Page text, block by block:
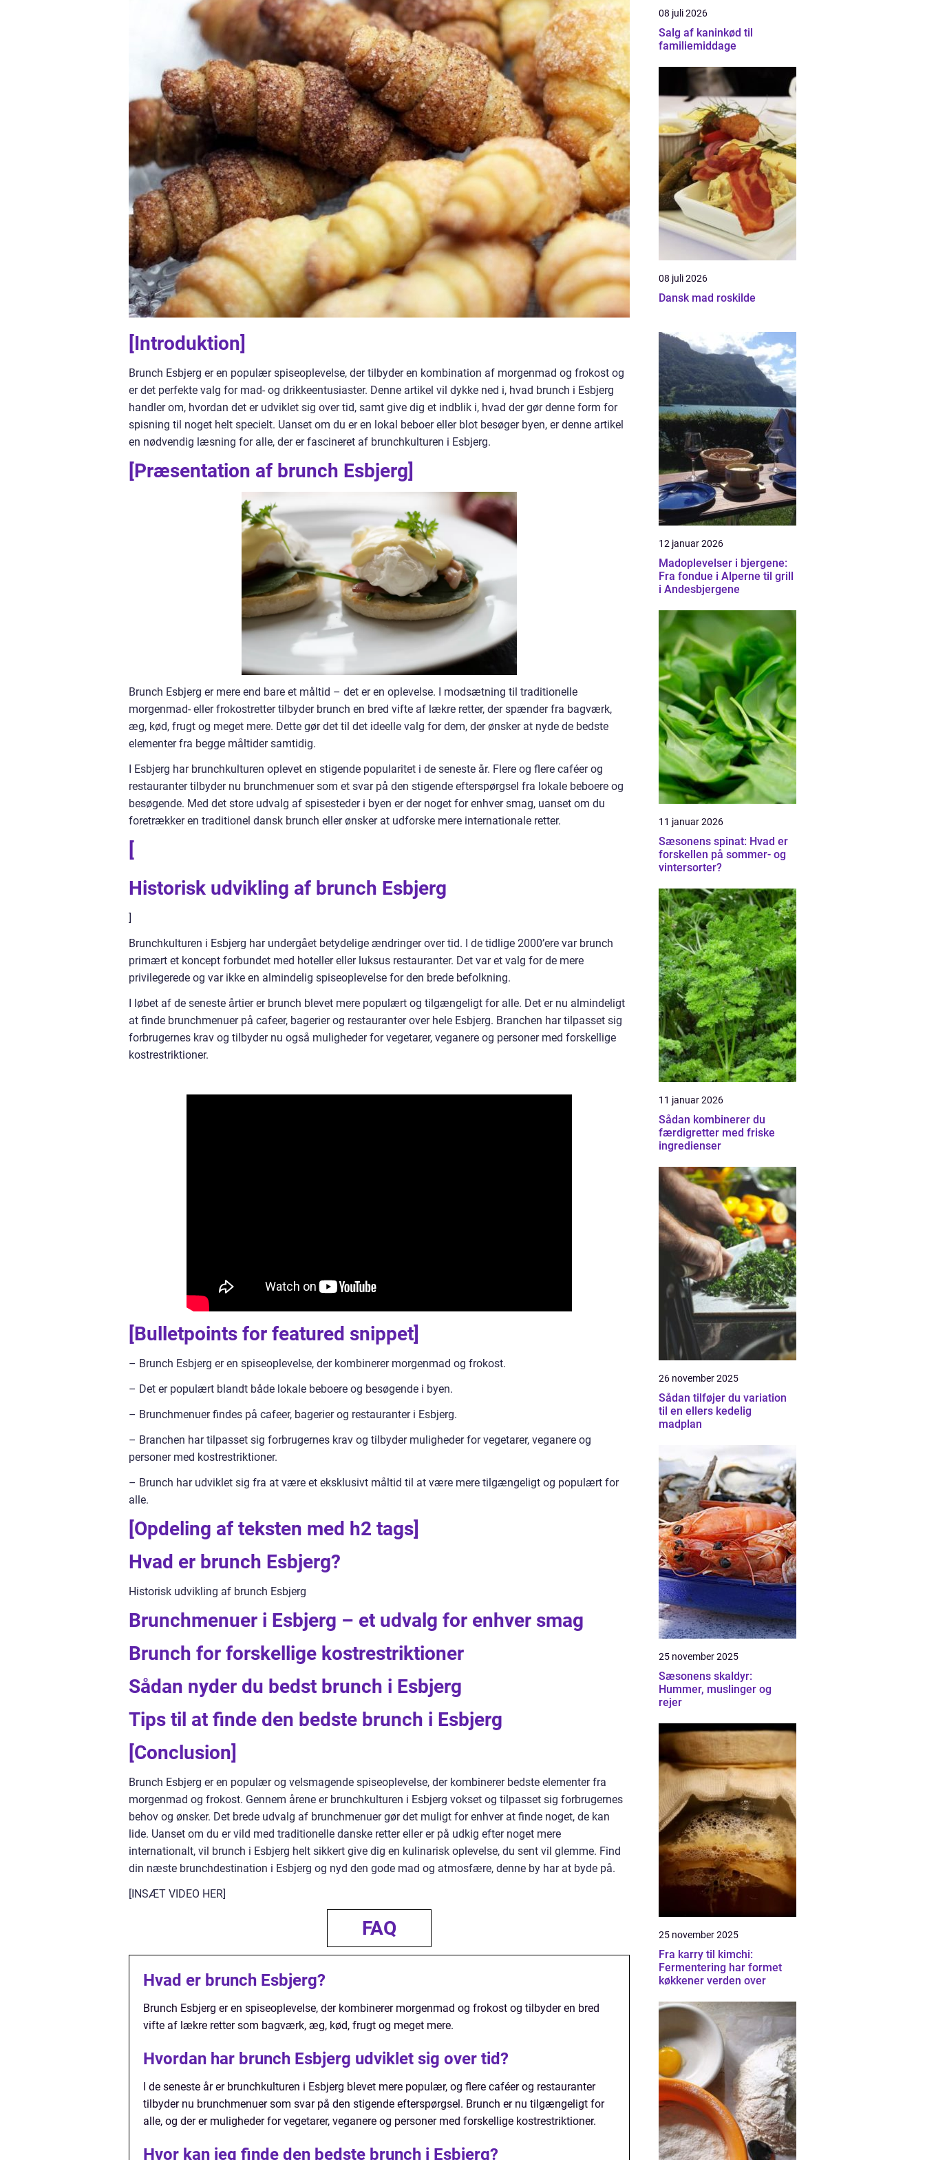
[Introduktion]
Brunch Esbjerg er en populær spiseoplevelse, der tilbyder en kombination af morgenmad og frokost og
er det perfekte valg for mad- og drikkeentusiaster. Denne artikel vil dykke ned i, hvad brunch i Esbjerg
handler om, hvordan det er udviklet sig over tid, samt give dig et indblik i, hvad der gør denne form for
spisning til noget helt specielt. Uanset om du er en lokal beboer eller blot besøger byen, er denne artikel
en nødvendig læsning for alle, der er fascineret af brunchkulturen i Esbjerg.
[Præsentation af brunch Esbjerg]
Brunch Esbjerg er mere end bare et måltid – det er en oplevelse. I modsætning til traditionelle
morgenmad- eller frokostretter tilbyder brunch en bred vifte af lækre retter, der spænder fra bagværk,
æg, kød, frugt og meget mere. Dette gør det til det ideelle valg for dem, der ønsker at nyde de bedste
elementer fra begge måltider samtidig.
I Esbjerg har brunchkulturen oplevet en stigende popularitet i de seneste år. Flere og flere caféer og
restauranter tilbyder nu brunchmenuer som et svar på den stigende efterspørgsel fra lokale beboere og
besøgende. Med det store udvalg af spisesteder i byen er der noget for enhver smag, uanset om du
foretrækker en traditionel dansk brunch eller ønsker at udforske mere internationale retter.
[
Historisk udvikling af brunch Esbjerg
]
Brunchkulturen i Esbjerg har undergået betydelige ændringer over tid. I de tidlige 2000’ere var brunch
primært et koncept forbundet med hoteller eller luksus restauranter. Det var et valg for de mere
privilegerede og var ikke en almindelig spiseoplevelse for den brede befolkning.
I løbet af de seneste årtier er brunch blevet mere populært og tilgængeligt for alle. Det er nu almindeligt
at finde brunchmenuer på cafeer, bagerier og restauranter over hele Esbjerg. Branchen har tilpasset sig
forbrugernes krav og tilbyder nu også muligheder for vegetarer, veganere og personer med forskellige
kostrestriktioner.
[Bulletpoints for featured snippet]
– Brunch Esbjerg er en spiseoplevelse, der kombinerer morgenmad og frokost.
– Det er populært blandt både lokale beboere og besøgende i byen.
– Brunchmenuer findes på cafeer, bagerier og restauranter i Esbjerg.
– Branchen har tilpasset sig forbrugernes krav og tilbyder muligheder for vegetarer, veganere og
personer med kostrestriktioner.
– Brunch har udviklet sig fra at være et eksklusivt måltid til at være mere tilgængeligt og populært for
alle.
[Opdeling af teksten med h2 tags]
Hvad er brunch Esbjerg?
Historisk udvikling af brunch Esbjerg
Brunchmenuer i Esbjerg – et udvalg for enhver smag
Brunch for forskellige kostrestriktioner
Sådan nyder du bedst brunch i Esbjerg
Tips til at finde den bedste brunch i Esbjerg
[Conclusion]
Brunch Esbjerg er en populær og velsmagende spiseoplevelse, der kombinerer bedste elementer fra
morgenmad og frokost. Gennem årene er brunchkulturen i Esbjerg vokset og tilpasset sig forbrugernes
behov og ønsker. Det brede udvalg af brunchmenuer gør det muligt for enhver at finde noget, de kan
lide. Uanset om du er vild med traditionelle danske retter eller er på udkig efter noget mere
internationalt, vil brunch i Esbjerg helt sikkert give dig en kulinarisk oplevelse, du sent vil glemme. Find
din næste brunchdestination i Esbjerg og nyd den gode mad og atmosfære, denne by har at byde på.
[INSÆT VIDEO HER]
FAQ
Hvad er brunch Esbjerg?
Brunch Esbjerg er en spiseoplevelse, der kombinerer morgenmad og frokost og tilbyder en bred
vifte af lækre retter som bagværk, æg, kød, frugt og meget mere.
Hvordan har brunch Esbjerg udviklet sig over tid?
I de seneste år er brunchkulturen i Esbjerg blevet mere populær, og flere caféer og restauranter
tilbyder nu brunchmenuer som svar på den stigende efterspørgsel. Brunch er nu tilgængeligt for
alle, og der er muligheder for vegetarer, veganere og personer med forskellige kostrestriktioner.
Hvor kan jeg finde den bedste brunch i Esbjerg?
08 juli 2026
Salg af kaninkød til
familiemiddage
08 juli 2026
Dansk mad roskilde
12 januar 2026
Madoplevelser i bjergene:
Fra fondue i Alperne til grill
i Andesbjergene
11 januar 2026
Sæsonens spinat: Hvad er
forskellen på sommer- og
vintersorter?
11 januar 2026
Sådan kombinerer du
færdigretter med friske
ingredienser
26 november 2025
Sådan tilføjer du variation
til en ellers kedelig
madplan
25 november 2025
Sæsonens skaldyr:
Hummer, muslinger og
rejer
25 november 2025
Fra karry til kimchi:
Fermentering har formet
køkkener verden over